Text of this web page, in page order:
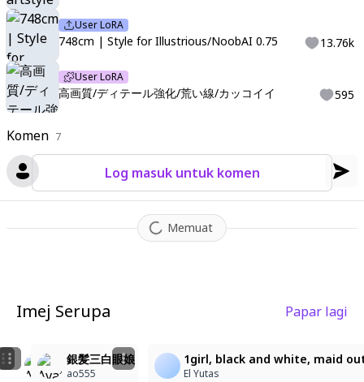
Komen 7
Log masuk untuk komen
Memuat
User LoRA
748cm | Style for Illustrious/NoobAI 0.75 13.76k
User LoRA
高画質/ディテール強化/荒い線/カッコイイ 595
Imej Serupa Papar lagi
faust\(project_moon\), 1girl, masterpiece, best
被布小戦/hifuwoka
faust\(project_moon\), 1girl, masterpiece, best
被布小戦/hifuwoka
銀髪三白眼娘
ao555
1girl, black and white, maid
El Yutas